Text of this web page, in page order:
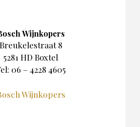
Wijnkopers
Breukelestraat 8
5281 HD Boxtel
06 – 4228 4605
Wijnkopers